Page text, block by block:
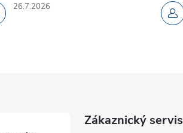
26.7.2026
Zákaznický servis